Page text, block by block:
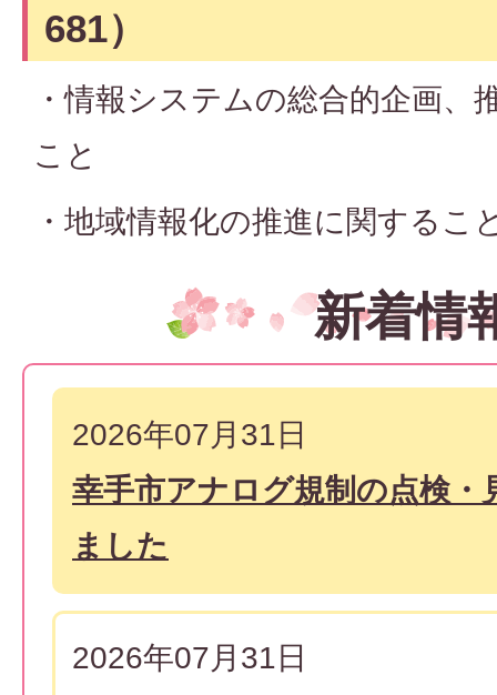
681）
・情報システムの総合的企画、
こと
・地域情報化の推進に関するこ
新着情
2026年07月31日
幸手市アナログ規制の点検・
ました
2026年07月31日